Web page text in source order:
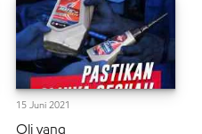
15 Juni 2021
Oli yang